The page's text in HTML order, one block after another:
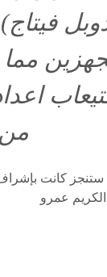
فيتاج)
مما
ستنجز كانت
عمرو